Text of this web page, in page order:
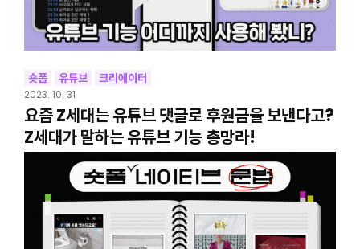
숏폼 유튜브 크리에이터
2023. 10. 31
요즘 Z세대는 유튜브 댓글로 후원금을 보낸다고?
Z세대가 말하는 유튜브 기능 총망라!